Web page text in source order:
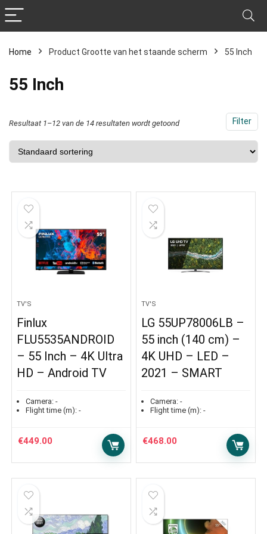
Home Product Grootte van het staande scherm ‎55 Inch
‎55 Inch
Filter
Resultaat 1–12 van de 14 resultaten wordt getoond
TV'S
Finlux
FLU5535ANDROID
– 55 Inch – 4K Ultra
HD – Android TV
Camera: -
Flight time (m): -
€449.00
TV'S
LG 55UP78006LB –
55 inch (140 cm) –
4K UHD – LED –
2021 – SMART
Camera: -
Flight time (m): -
€468.00